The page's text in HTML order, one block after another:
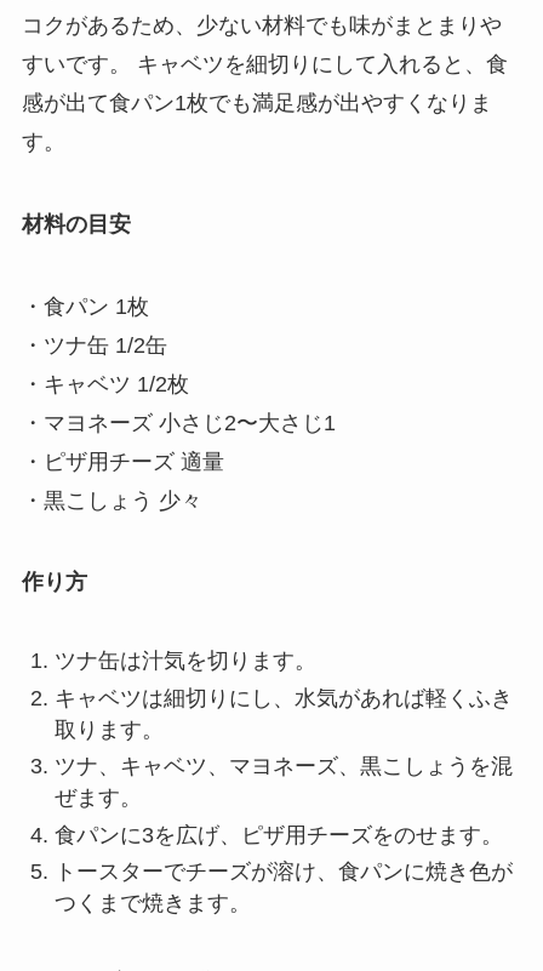
コクがあるため、少ない材料でも味がまとまりや
すいです。 キャベツを細切りにして入れると、食
感が出て食パン1枚でも満足感が出やすくなりま
す。
材料の目安
・食パン 1枚
・ツナ缶 1/2缶
・キャベツ 1/2枚
・マヨネーズ 小さじ2〜大さじ1
・ピザ用チーズ 適量
・黒こしょう 少々
作り方
ツナ缶は汁気を切ります。
キャベツは細切りにし、水気があれば軽くふき
取ります。
ツナ、キャベツ、マヨネーズ、黒こしょうを混
ぜます。
食パンに3を広げ、ピザ用チーズをのせます。
トースターでチーズが溶け、食パンに焼き色が
つくまで焼きます。